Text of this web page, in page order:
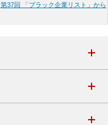
第37回 「ブラック企業リスト」から